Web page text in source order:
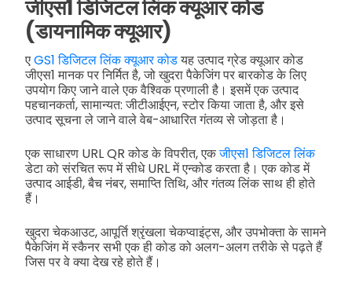
जीएस1 डिजिटल लिंक क्यूआर कोड
(डायनामिक क्यूआर)
एGS1 डिजिटल लिंक क्यूआर कोडयह उत्पाद ग्रेड क्यूआर कोड
जीएस1 मानक पर निर्मित है, जो खुदरा पैकेजिंग पर बारकोड के लिए
उपयोग किए जाने वाले एक वैश्विक प्रणाली है। इसमें एक उत्पाद
पहचानकर्ता, सामान्यत: जीटीआईएन, स्टोर किया जाता है, और इसे
उत्पाद सूचना ले जाने वाले वेब-आधारित गंतव्य से जोड़ता है।
एक साधारण URL QR कोड के विपरीत, एकजीएस1 डिजिटल लिंक
डेटा को संरचित रूप में सीधे URL में एन्कोड करता है। एक कोड में
उत्पाद आईडी, बैच नंबर, समाप्ति तिथि, और गंतव्य लिंक साथ ही होते
हैं।
खुदरा चेकआउट, आपूर्ति श्रृंखला चेकप्वाइंट्स, और उपभोक्ता के सामने
पैकेजिंग में स्कैनर सभी एक ही कोड को अलग-अलग तरीके से पढ़ते हैं
जिस पर वे क्या देख रहे होते हैं।